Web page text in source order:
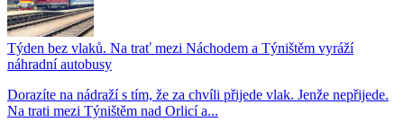
Týden bez vlaků. Na trať mezi Náchodem a Týništěm vyráží
náhradní autobusy
Dorazíte na nádraží s tím, že za chvíli přijede vlak. Jenže nepřijede.
Na trati mezi Týništěm nad Orlicí a...